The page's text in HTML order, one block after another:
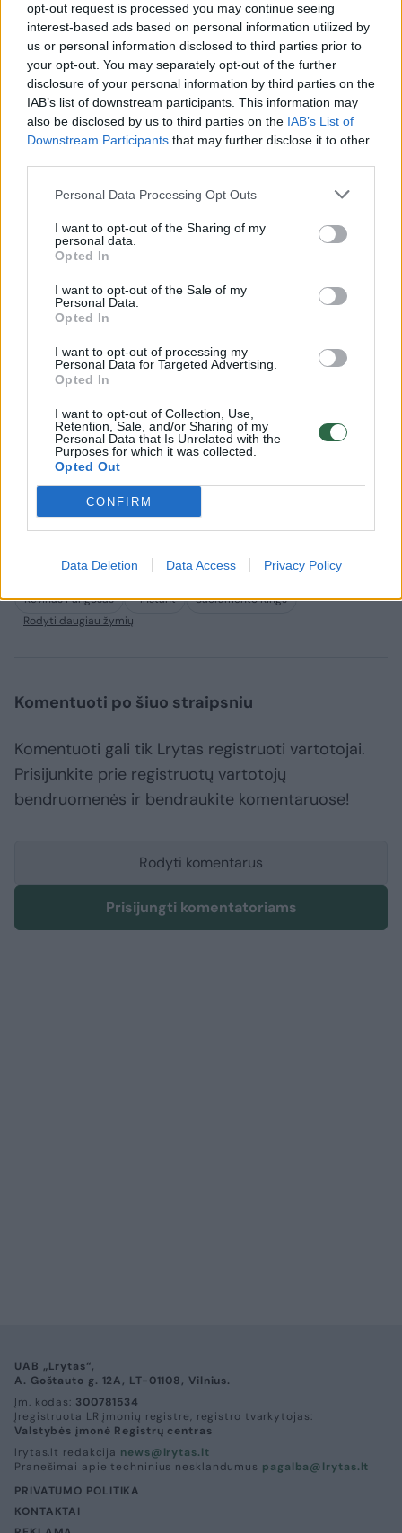
opt-out request is processed you may continue seeing
interest-based ads based on personal information utilized by
us or personal information disclosed to third parties prior to
your opt-out. You may separately opt-out of the further
disclosure of your personal information by third parties on the
IAB’s list of downstream participants. This information may
also be disclosed by us to third parties on the IAB’s List of
Downstream Participants that may further disclose it to other
Personal Data Processing Opt Outs
I want to opt-out of the Sharing of my
personal data.
Opted In
I want to opt-out of the Sale of my
Personal Data.
Opted In
I want to opt-out of processing my
Personal Data for Targeted Advertising.
Opted In
I want to opt-out of Collection, Use,
Retention, Sale, and/or Sharing of my
Personal Data that Is Unrelated with the
Purposes for which it was collected.
Opted Out
CONFIRM
Data Deletion Data Access Privacy Policy
Brady Heslipas, Cory Josephas, Kaza Kajami-
Keane'as, Andrew Nembhardas, Kevinas
Pangosas, Addisonas Pattersonas, Philas
Scrubbas, Thomasas Scrubbas, Kyle’as
Wiltjeras.
Susiję straipsniai
Naujienos Lietuvos varžovų
stovykloje: „Raptors“ treneris
įkalbėjo rinktinės žvaigždę
vykti į Kiniją
Iki
10
Kevinas Pangosas ^Instant
Sacramento Kings
Rodyti daugiau žymių
Komentuoti po šiuo straipsniu
Komentuoti gali tik Lrytas registruoti vartotojai.
Prisijunkite prie registruotų vartotojų
bendruomenės ir bendraukite komentaruose!
Rodyti komentarus
Prisijungti komentatoriams
UAB „Lrytas“,
A. Goštauto g. 12A, LT-01108, Vilnius.
Įm. kodas: 300781534
Įregistruota LR įmonių registre, registro tvarkytojas:
Valstybės įmonė Registrų centras
lrytas.lt redakcija news@lrytas.lt
Pranešimai apie techninius nesklandumus pagalba@lrytas.lt
PRIVATUMO POLITIKA
KONTAKTAI